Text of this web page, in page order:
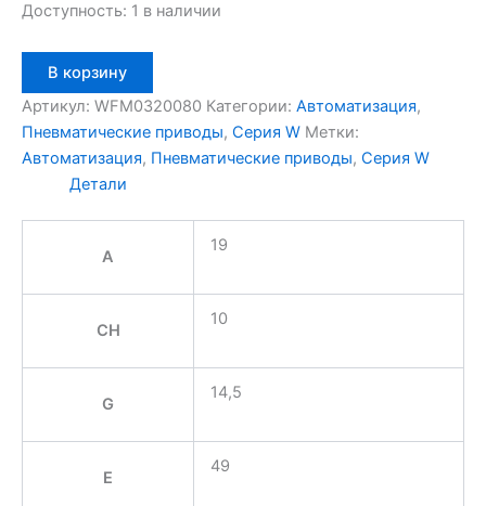
Доступность: 1 в наличии
товара
Aignep
WFM0320080
В корзину
Артикул: WFM0320080 Категории: Автоматизация,
Пневматические приводы, Серия W Метки:
Автоматизация, Пневматические приводы, Серия W
Детали
A
19
CH
10
G
14,5
E
49